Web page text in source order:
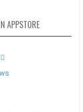
APPSTORE